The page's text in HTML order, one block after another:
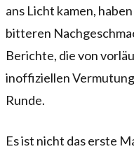
ans Licht kamen,
bitteren
Berichte, die von
inoffiziellen
Runde.
Es ist nicht das erste